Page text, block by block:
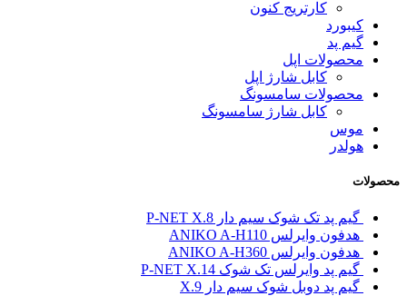
کارتریج کنون
کیبورد
گیم پد
محصولات اپل
کابل شارژ اپل
محصولات سامسونگ
کابل شارژ سامسونگ
موس
هولدر
محصولات
گیم پد تک شوک سیم دار P-NET X.8
هدفون وایرلس ANIKO A-H110
هدفون وایرلس ANIKO A-H360
گیم پد وایرلس تک شوک P-NET X.14
گیم پد دوبل شوک سیم دار X.9